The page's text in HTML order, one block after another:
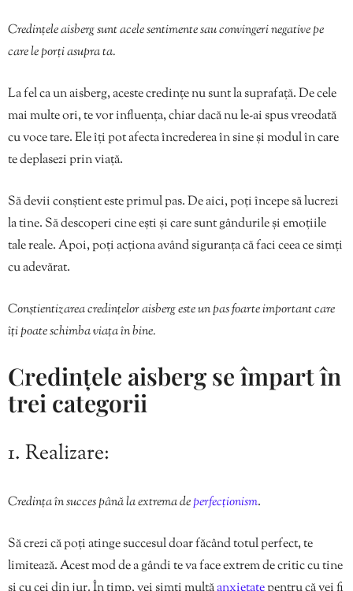
Credințele aisberg sunt acele sentimente sau convingeri negative pe
care le porți asupra ta.
La fel ca un aisberg, aceste credințe nu sunt la suprafață. De cele
mai multe ori, te vor influența, chiar dacă nu le-ai spus vreodată
cu voce tare. Ele îți pot afecta încrederea în sine și modul în care
te deplasezi prin viață.
Să devii conștient este primul pas. De aici, poți începe să lucrezi
la tine. Să descoperi cine ești și care sunt gândurile și emoțiile
tale reale. Apoi, poți acționa având siguranța că faci ceea ce simți
cu adevărat.
Conștientizarea credințelor aisberg este un pas foarte important care
îți poate schimba viața în bine.
Credințele aisberg se împart în
trei categorii
1. Realizare:
Credința în succes până la extrema deperfecționism.
Să crezi că poți atinge succesul doar făcând totul perfect, te
limitează. Acest mod de a gândi te va face extrem de critic cu tine